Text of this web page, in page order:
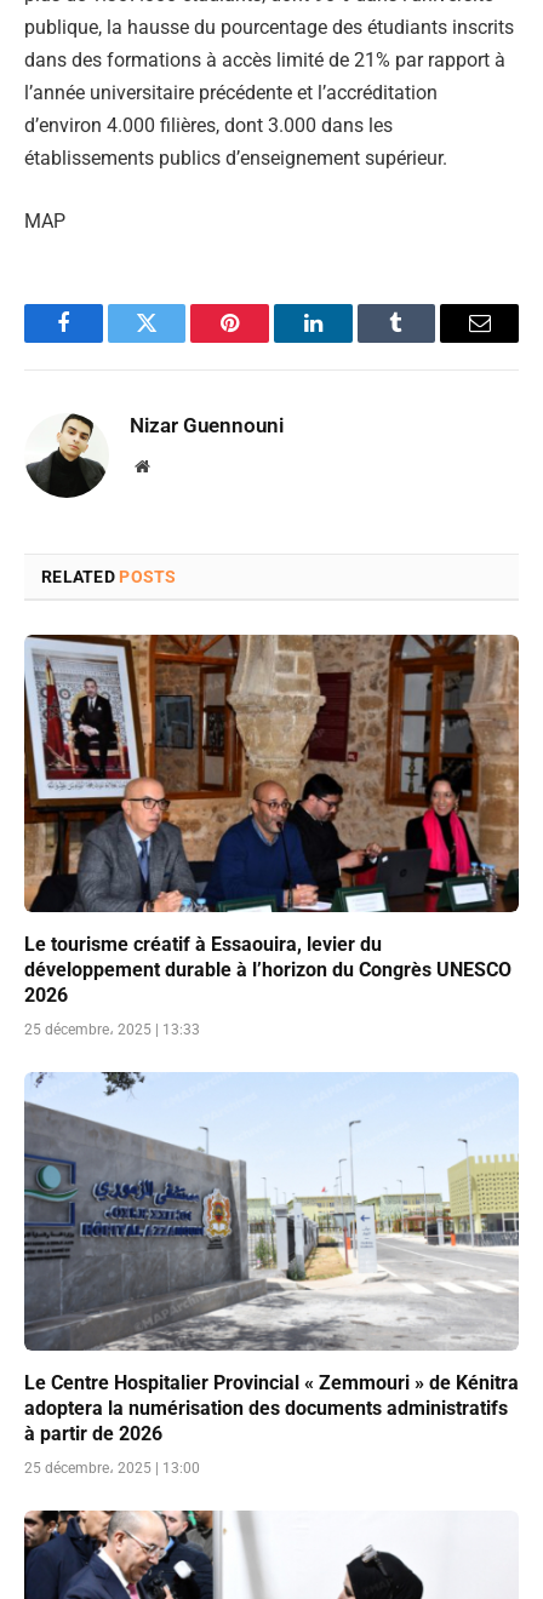
publique, la hausse du pourcentage des étudiants inscrits
dans des formations à accès limité de 21% par rapport à
l’année universitaire précédente et l’accréditation
d’environ 4.000 filières, dont 3.000 dans les
établissements publics d’enseignement supérieur.
MAP
FacebookTwitter Pinterest LinkedInTumblr Email
Nizar Guennouni
Website
RELATED POSTS
Le tourisme créatif à Essaouira, levier du
développement durable à l’horizon du Congrès UNESCO
2026
25 décembre، 2025 | 13:33
Le Centre Hospitalier Provincial « Zemmouri » de Kénitra
adoptera la numérisation des documents administratifs
à partir de 2026
25 décembre، 2025 | 13:00